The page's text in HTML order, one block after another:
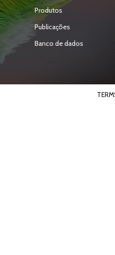
Produtos
Publicações
Banco de dados